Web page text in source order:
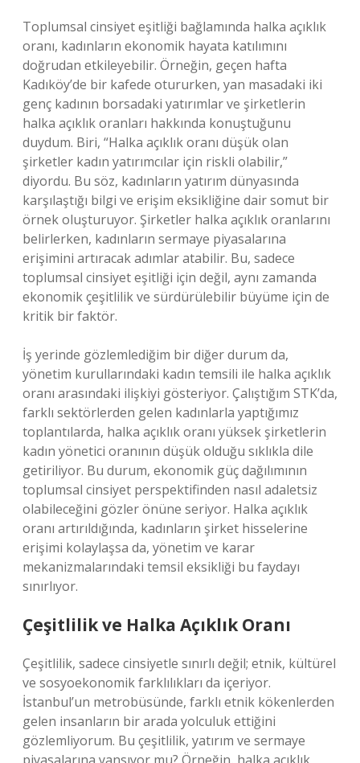
Toplumsal cinsiyet eşitliği bağlamında halka açıklık
oranı, kadınların ekonomik hayata katılımını
doğrudan etkileyebilir. Örneğin, geçen hafta
Kadıköy’de bir kafede otururken, yan masadaki iki
genç kadının borsadaki yatırımlar ve şirketlerin
halka açıklık oranları hakkında konuştuğunu
duydum. Biri, “Halka açıklık oranı düşük olan
şirketler kadın yatırımcılar için riskli olabilir,”
diyordu. Bu söz, kadınların yatırım dünyasında
karşılaştığı bilgi ve erişim eksikliğine dair somut bir
örnek oluşturuyor. Şirketler halka açıklık oranlarını
belirlerken, kadınların sermaye piyasalarına
erişimini artıracak adımlar atabilir. Bu, sadece
toplumsal cinsiyet eşitliği için değil, aynı zamanda
ekonomik çeşitlilik ve sürdürülebilir büyüme için de
kritik bir faktör.
İş yerinde gözlemlediğim bir diğer durum da,
yönetim kurullarındaki kadın temsili ile halka açıklık
oranı arasındaki ilişkiyi gösteriyor. Çalıştığım STK’da,
farklı sektörlerden gelen kadınlarla yaptığımız
toplantılarda, halka açıklık oranı yüksek şirketlerin
kadın yönetici oranının düşük olduğu sıklıkla dile
getiriliyor. Bu durum, ekonomik güç dağılımının
toplumsal cinsiyet perspektifinden nasıl adaletsiz
olabileceğini gözler önüne seriyor. Halka açıklık
oranı artırıldığında, kadınların şirket hisselerine
erişimi kolaylaşsa da, yönetim ve karar
mekanizmalarındaki temsil eksikliği bu faydayı
sınırlıyor.
Çeşitlilik ve Halka Açıklık Oranı
Çeşitlilik, sadece cinsiyetle sınırlı değil; etnik, kültürel
ve sosyoekonomik farklılıkları da içeriyor.
İstanbul’un metrobüsünde, farklı etnik kökenlerden
gelen insanların bir arada yolculuk ettiğini
gözlemliyorum. Bu çeşitlilik, yatırım ve sermaye